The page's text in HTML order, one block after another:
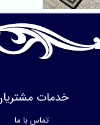
خدمات مشتریان
تماس با ما